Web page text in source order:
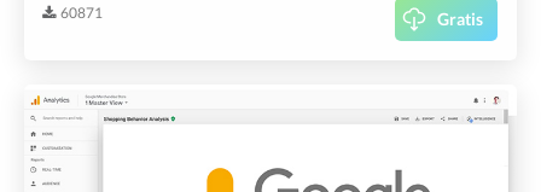
60871 Gratis